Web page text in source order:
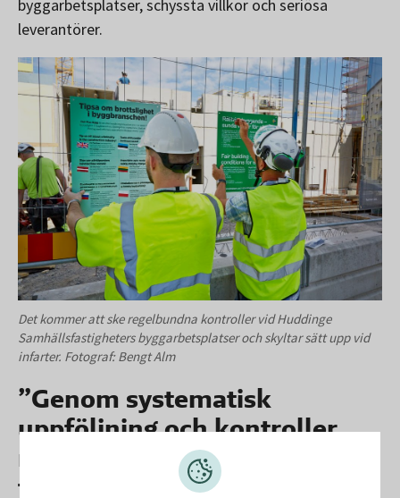
byggarbetsplatser, schyssta villkor och seriösa
leverantörer.
Det kommer att ske regelbundna kontroller vid Huddinge
Samhällsfastigheters byggarbetsplatser och skyltar sätt upp vid
infarter. Fotograf: Bengt Alm
”Genom systematisk
uppföljning och kontroller
minskar vi riskerna kopplade
till oseriösa aktörer”